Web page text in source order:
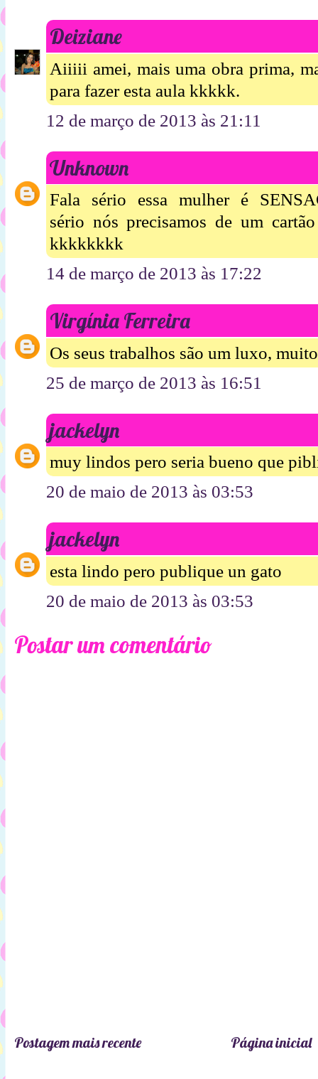
Deiziane
Aiiiii amei, mais uma obra prima,
para fazer esta aula kkkkk.
12 de março de 2013 às 21:11
Unknown
Fala sério essa mulher é
sério nós precisamos de um
kkkkkkkk
14 de março de 2013 às 17:22
Virgínia Ferreira
Os seus trabalhos são um luxo,
25 de março de 2013 às 16:51
jackelyn
muy lindos pero seria bueno que
20 de maio de 2013 às 03:53
jackelyn
esta lindo pero publique un gato
20 de maio de 2013 às 03:53
Postar um comentário
Postagem mais recente Página inicial